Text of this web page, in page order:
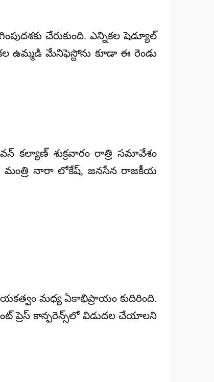
చేరుకుంది. ఎన్నికల షెడ్యూల్
మేనిఫెస్టోను కూడా ఈ రెండు
కల్యాణ్ శుక్రవారం రాత్రి సమావేశం
మంత్రి నారా లోకేష్, జనసేన రాజకీయ
మధ్య ఏకాభిప్రాయం కుదిరింది.
ప్రెస్ కాన్ఫరెన్స్‌లో విడుదల చేయాలని